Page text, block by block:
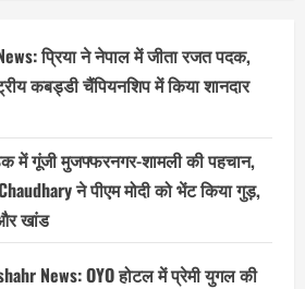
प्रिया ने नेपाल में जीता रजत पदक,
कबड्डी चैंपियनशिप में किया शानदार
में गूंजी मुजफ्फरनगर-शामली की पहचान,
ने पीएम मोदी को भेंट किया गुड़,
खांड
News: OYO होटल में प्रेमी युगल की